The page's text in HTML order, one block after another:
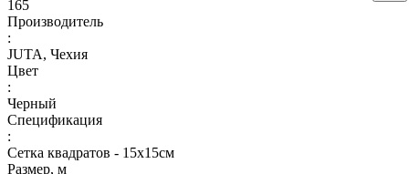
165
Производитель
:
JUTA, Чехия
Цвет
:
Черный
Спецификация
:
Сетка квадратов - 15х15см
Размер, м